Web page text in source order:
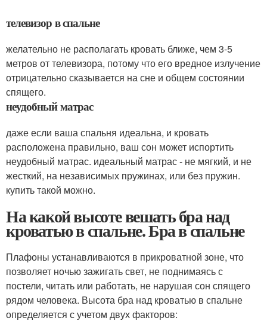
телевизор в спальне
желательно не располагать кровать ближе, чем 3-5
метров от телевизора, потому что его вредное излучение
отрицательно сказывается на сне и общем состоянии
спящего.
неудобный матрас
даже если ваша спальня идеальна, и кровать
расположена правильно, ваш сон может испортить
неудобный матрас. идеальный матрас - не мягкий, и не
жесткий, на независимых пружинах, или без пружин.
купить такой можно.
На какой высоте вешать бра над
кроватью в спальне. Бра в спальне
Плафоны устанавливаются в прикроватной зоне, что
позволяет ночью зажигать свет, не поднимаясь с
постели, читать или работать, не нарушая сон спящего
рядом человека. Высота бра над кроватью в спальне
определяется с учетом двух факторов: